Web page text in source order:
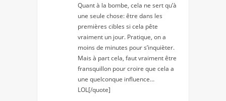
Quant à la bombe, cela ne sert qu’à
une seule chose: être dans les
premières cibles si cela pête
vraiment un jour. Pratique, on a
moins de minutes pour s’inquièter.
Mais à part cela, faut vraiment être
fransquillon pour croire que cela a
une quelconque influence…
LOL[/quote]